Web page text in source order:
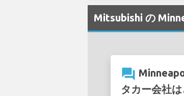
Mitsubishi の
question_answer
タカー会社